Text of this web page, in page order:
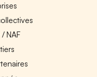
NAF